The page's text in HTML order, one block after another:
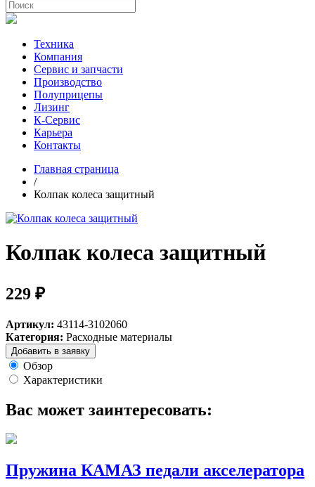
Техника
Компания
Сервис и запчасти
Производство
Полуприцепы
Лизинг
К-Сервис
Карьера
Контакты
Главная страница
/
Колпак колеса защитный
Колпак колеса защитный
229 ₽
Артикул: 43114-3102060
Категория: Расходные материалы
Добавить в заявку
Обзор
Характеристики
Вас может заинтересовать:
Пружина КАМАЗ педали акселератора